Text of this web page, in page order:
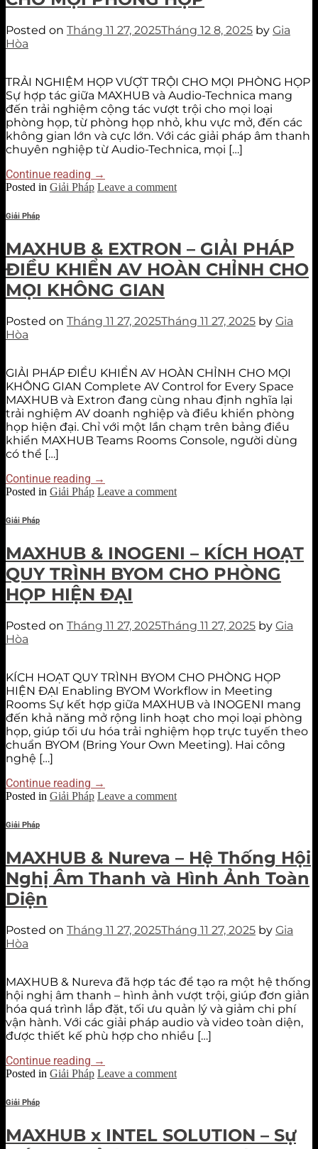
Posted on Tháng 11 27, 2025Tháng 12 8, 2025 by Gia
Hòa
TRẢI NGHIỆM HỌP VƯỢT TRỘI CHO MỌI PHÒNG HỌP
Sự hợp tác giữa MAXHUB và Audio-Technica mang
đến trải nghiệm cộng tác vượt trội cho mọi loại
phòng họp, từ phòng họp nhỏ, khu vực mở, đến các
không gian lớn và cực lớn. Với các giải pháp âm thanh
chuyên nghiệp từ Audio-Technica, mọi […]
Continue reading →
Posted in Giải Pháp Leave a comment
Giải Pháp
MAXHUB & EXTRON – GIẢI PHÁP
ĐIỀU KHIỂN AV HOÀN CHỈNH CHO
MỌI KHÔNG GIAN
Posted on Tháng 11 27, 2025Tháng 11 27, 2025 by Gia
Hòa
GIẢI PHÁP ĐIỀU KHIỂN AV HOÀN CHỈNH CHO MỌI
KHÔNG GIAN Complete AV Control for Every Space
MAXHUB và Extron đang cùng nhau định nghĩa lại
trải nghiệm AV doanh nghiệp và điều khiển phòng
họp hiện đại. Chỉ với một lần chạm trên bảng điều
khiển MAXHUB Teams Rooms Console, người dùng
có thể […]
Continue reading →
Posted in Giải Pháp Leave a comment
Giải Pháp
MAXHUB & INOGENI – KÍCH HOẠT
QUY TRÌNH BYOM CHO PHÒNG
HỌP HIỆN ĐẠI
Posted on Tháng 11 27, 2025Tháng 11 27, 2025 by Gia
Hòa
KÍCH HOẠT QUY TRÌNH BYOM CHO PHÒNG HỌP
HIỆN ĐẠI Enabling BYOM Workflow in Meeting
Rooms Sự kết hợp giữa MAXHUB và INOGENI mang
đến khả năng mở rộng linh hoạt cho mọi loại phòng
họp, giúp tối ưu hóa trải nghiệm họp trực tuyến theo
chuẩn BYOM (Bring Your Own Meeting). Hai công
nghệ […]
Continue reading →
Posted in Giải Pháp Leave a comment
Giải Pháp
MAXHUB & Nureva – Hệ Thống Hội
Nghị Âm Thanh và Hình Ảnh Toàn
Diện
Posted on Tháng 11 27, 2025Tháng 11 27, 2025 by Gia
Hòa
MAXHUB & Nureva đã hợp tác để tạo ra một hệ thống
hội nghị âm thanh – hình ảnh vượt trội, giúp đơn giản
hóa quá trình lắp đặt, tối ưu quản lý và giảm chi phí
vận hành. Với các giải pháp audio và video toàn diện,
được thiết kế phù hợp cho nhiều […]
Continue reading →
Posted in Giải Pháp Leave a comment
Giải Pháp
MAXHUB x INTEL SOLUTION – Sự